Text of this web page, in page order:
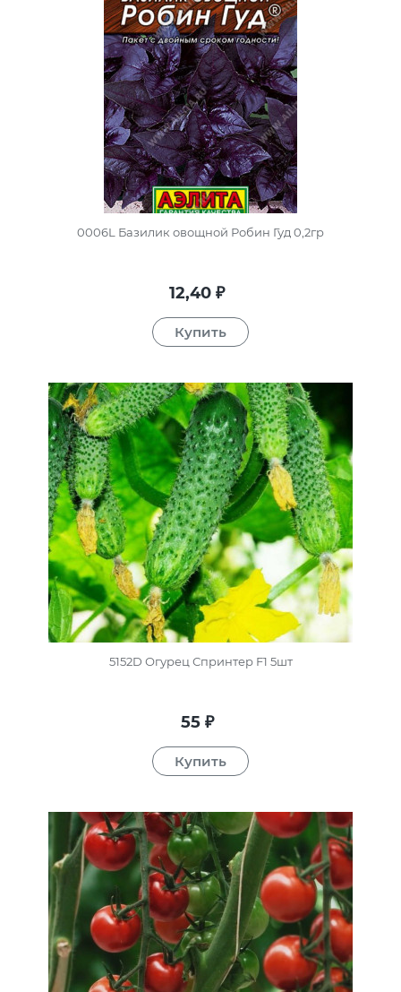
0006L Базилик овощной Робин Гуд 0,2гр
12,40 ₽
5152D Огурец Спринтер F1 5шт
55 ₽